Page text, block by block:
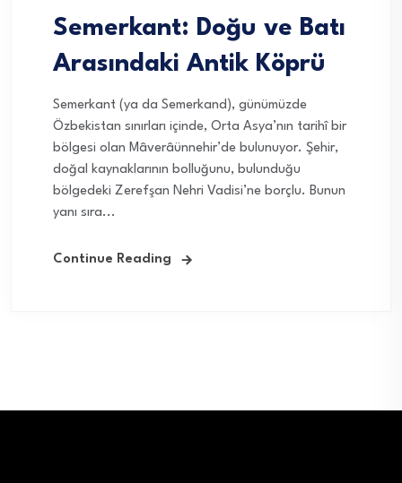
Semerkant: Doğu ve Batı
Arasındaki Antik Köprü
Semerkant (ya da Semerkand), günümüzde
Özbekistan sınırları içinde, Orta Asya’nın tarihî bir
bölgesi olan Mâverâünnehir’de bulunuyor. Şehir,
doğal kaynaklarının bolluğunu, bulunduğu
bölgedeki Zerefşan Nehri Vadisi’ne borçlu. Bunun
yanı sıra...
Continue Reading